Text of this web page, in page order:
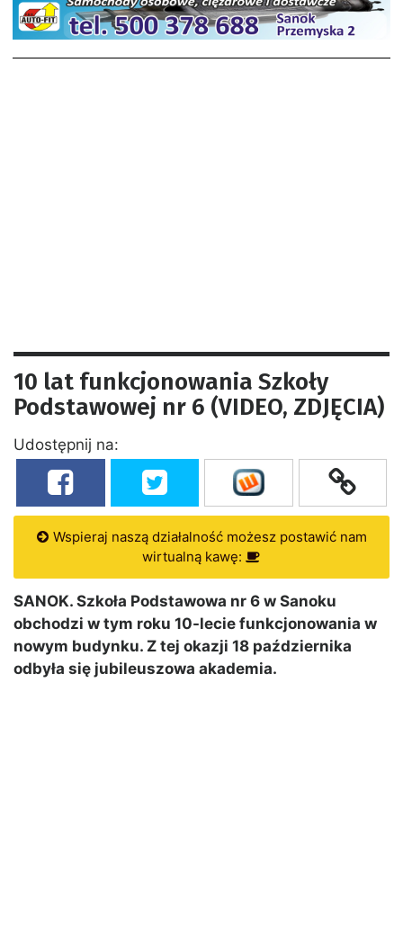
10 lat funkcjonowania Szkoły
Podstawowej nr 6 (VIDEO, ZDJĘCIA)
Udostępnij na:
Wspieraj naszą działalność możesz postawić nam
wirtualną kawę:
SANOK. Szkoła Podstawowa nr 6 w Sanoku
obchodzi w tym roku 10-lecie funkcjonowania w
nowym budynku. Z tej okazji 18 października
odbyła się jubileuszowa akademia.